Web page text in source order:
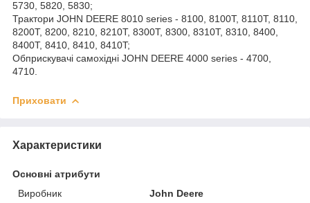
5730, 5820, 5830;
Трактори JOHN DEERE 8010 series - 8100, 8100T, 8110T, 8110,
8200T, 8200, 8210, 8210T, 8300T, 8300, 8310T, 8310, 8400,
8400T, 8410, 8410, 8410T;
Обприскувачі самохідні JOHN DEERE 4000 series - 4700,
4710.
Приховати
Характеристики
Основні атрибути
Виробник
John Deere